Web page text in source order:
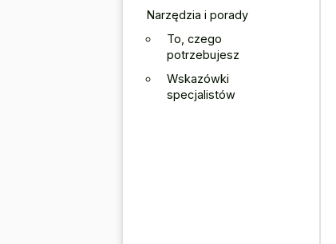
Narzędzia i porady
To, czego
potrzebujesz
Wskazówki
specjalistów